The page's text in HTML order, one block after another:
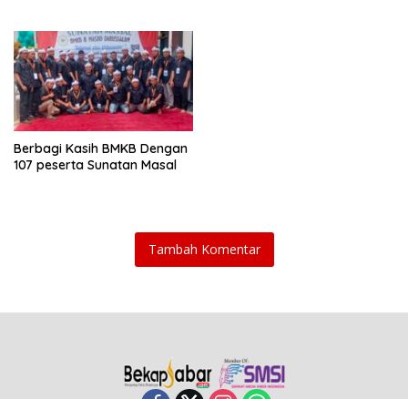
Berbagi Kasih BMKB Dengan
107 peserta Sunatan Masal
Tambah Komentar